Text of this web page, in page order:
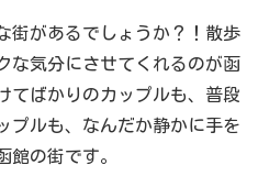
街があるでしょうか？！散歩
な気分にさせてくれるのが函
てばかりのカップルも、普段
プルも、なんだか静かに手を
館の街です。